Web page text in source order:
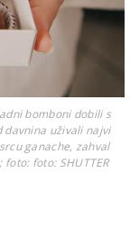
bomboni dobili s
davnina uživali najvi
ganache, zahval
foto: foto: SHUTTER